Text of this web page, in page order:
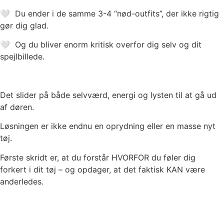
🤍 Du ender i de samme 3-4 “nød-outfits”, der ikke rigtig
gør dig glad.
🤍 Og du bliver enorm kritisk overfor dig selv og dit
spejlbillede.
Det slider på både selvværd, energi og lysten til at gå ud
af døren.
Løsningen er ikke endnu en oprydning eller en masse nyt
tøj.
Første skridt er, at du forstår HVORFOR du føler dig
forkert i dit tøj – og opdager, at det faktisk KAN være
anderledes.